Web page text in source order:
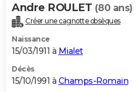
Andre ROULET (80 ans)
Créer une cagnotte obsèques
Naissance
15/03/1911 à Mialet
Décès
15/10/1991 à Champs-Romain